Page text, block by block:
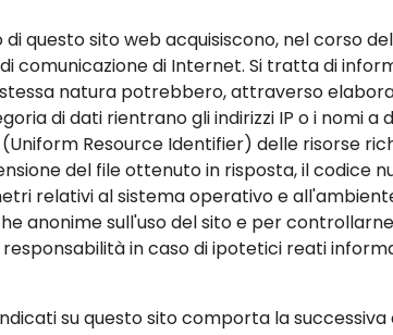
questo sito web acquisiscono, nel corso
comunicazione di Internet. Si tratta di
natura potrebbero, attraverso
di dati rientrano gli indirizzi IP o i nomi a
Resource Identifier) delle risorse
del file ottenuto in risposta, il codice
relativi al sistema operativo e
anonime sull'uso del sito e per
in caso di ipotetici reati
su questo sito comporta la successiva